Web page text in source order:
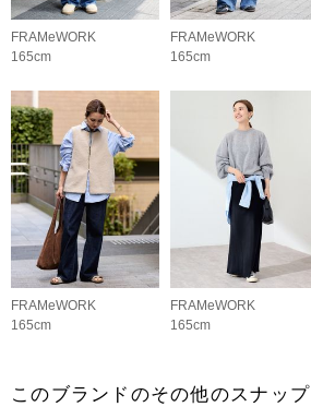
FRAMeWORK
165cm
FRAMeWORK
165cm
FRAMeWORK
165cm
FRAMeWORK
165cm
このブランドのその他のスナップ